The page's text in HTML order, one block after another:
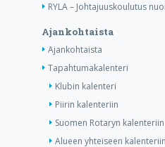
RYLA – Johtajuuskoulutus
Ajankohtaista
Ajankohtaista
Tapahtumakalenteri
Klubin kalenteri
Piirin kalenteriin
Suomen Rotaryn kalenteriin
Alueen yhteiseen kalenteriin